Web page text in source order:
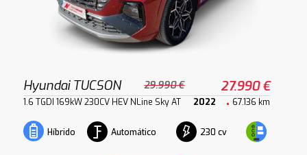
Hyundai TUCSON 29.990 € 27.990 €
1.6 TGDI 169kW 230CV HEV NLine Sky AT 2022 67.136 km
Híbrido Automático 230 cv